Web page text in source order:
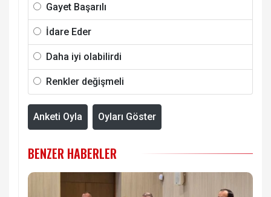
Gayet Başarılı
İdare Eder
Daha iyi olabilirdi
Renkler değişmeli
Anketi Oyla Oyları Göster
BENZER HABERLER